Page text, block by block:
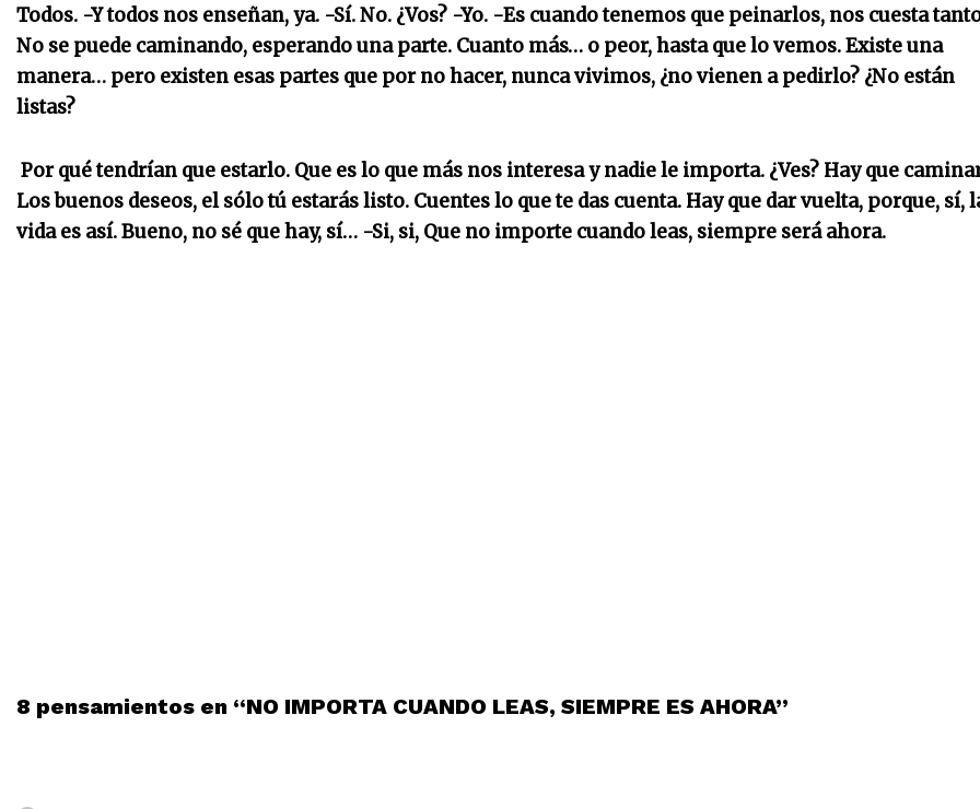
Todos. -Y todos nos enseñan, ya. -Sí. No. ¿Vos? -Yo. -Es cuando tenemos que peinarlos, nos cuesta
No se puede caminando, esperando una parte. Cuanto más… o peor, hasta que lo vemos. Existe una
manera… pero existen esas partes que por no hacer, nunca vivimos, ¿no vienen a pedirlo? ¿No están
listas?
Por qué tendrían que estarlo. Que es lo que más nos interesa y nadie le importa. ¿Ves? Hay que
Los buenos deseos, el sólo tú estarás listo. Cuentes lo que te das cuenta. Hay que dar vuelta, porque, sí,
vida es así. Bueno, no sé que hay, sí… -Si, si, Que no importe cuando leas, siempre será ahora.
8 pensamientos en “NO IMPORTA CUANDO LEAS, SIEMPRE ES AHORA”